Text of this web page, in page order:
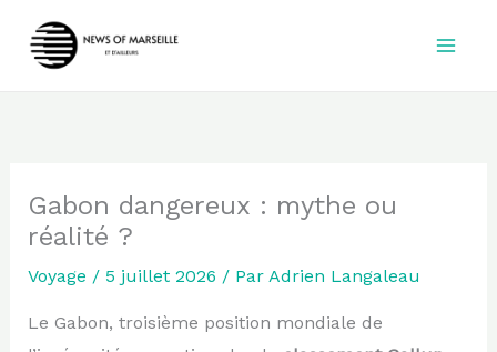
Gabon dangereux : mythe ou
réalité ?
Voyage / 5 juillet 2026 / Par Adrien Langaleau
Le Gabon, troisième position mondiale de